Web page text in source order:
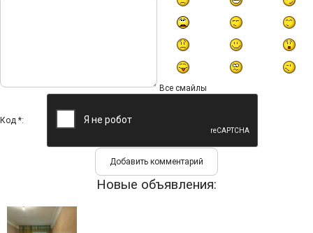
Все смайлы
Код *:
Новые объявления: